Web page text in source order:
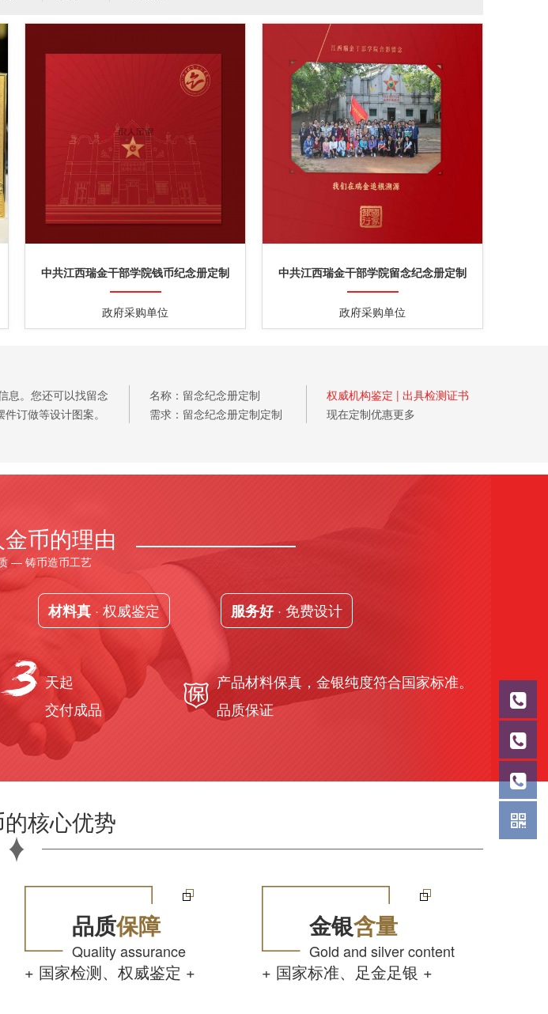
中共江西瑞金干部学院钱币纪念册定制
政府采购单位
中共江西瑞金干部学院留念纪念册定制
政府采购单位
息。您还可以找留念
订做等设计图案。
名称：留念纪念册定制
需求：留念纪念册定制定制
权威机构鉴定 | 出具检测证书
现在定制优惠更多
币的理由
— 铸币造币工艺
材料真 · 权威鉴定 服务好· 免费设计
天起
交付成品
产品材料保真，金银纯度符合国家标准。
品质保证
核心优势
品质保障
Quality assurance
+ 国家检测、权威鉴定 +
金银含量
Gold and silver content
+ 国家标准、足金足银 +